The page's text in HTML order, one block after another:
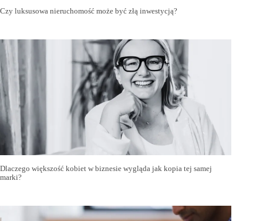
Czy luksusowa nieruchomość może być złą inwestycją?
Dlaczego większość kobiet w biznesie wygląda jak kopia tej samej
marki?